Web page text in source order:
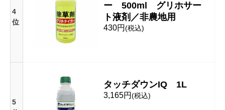
4
位
ー 500ml グリホサー
ト液剤／非農地用
430円(税込)
5
タッチダウンIQ 1L
3,165円(税込)